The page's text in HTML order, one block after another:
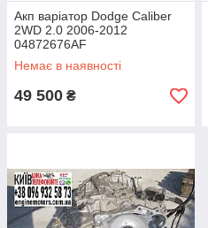
Акп варіатор Dodge Caliber
2WD 2.0 2006-2012
04872676AF
Немає в наявності
49 500 ₴